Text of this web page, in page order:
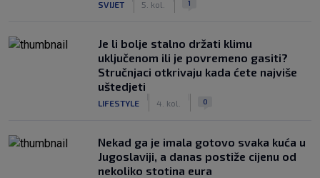
SVIJET 5. kol. 1
Je li bolje stalno držati klimu
uključenom ili je povremeno gasiti?
Stručnjaci otkrivaju kada ćete najviše
uštedjeti
LIFESTYLE 4. kol. 0
Nekad ga je imala gotovo svaka kuća u
Jugoslaviji, a danas postiže cijenu od
nekoliko stotina eura